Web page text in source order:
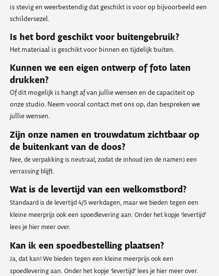
is stevig en weerbestendig dat geschikt is voor op bijvoorbeeld een
schildersezel.
Is het bord geschikt voor buitengebruik?
Het materiaal is geschikt voor binnen en tijdelijk buiten.
Kunnen we een eigen ontwerp of foto laten
drukken?
Of dit mogelijk is hangt af van jullie wensen en de capaciteit op
onze studio. Neem vooral contact met ons op, dan bespreken we
jullie wensen.
Zijn onze namen en trouwdatum zichtbaar op
de buitenkant van de doos?
Nee, de verpakking is neutraal, zodat de inhoud (en de namen) een
verrassing blijft.
Wat is de levertijd van een welkomstbord?
Standaard is de levertijd 4/5 werkdagen, maar we bieden tegen een
kleine meerprijs ook een spoedlevering aan. Onder het kopje ‘levertijd’
lees je hier meer over.
Kan ik een spoedbestelling plaatsen?
Ja, dat kan! We bieden tegen een kleine meerprijs ook een
spoedlevering aan. Onder het kopje ‘levertijd’ lees je hier meer over.